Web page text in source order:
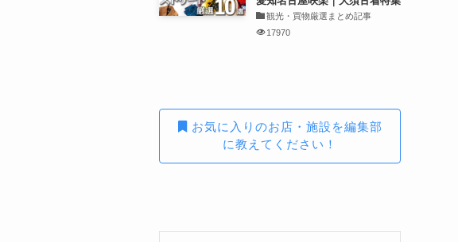
観光・買物厳選まとめ記事
17970
お気に入りのお店・施設を編集部
に教えてください！